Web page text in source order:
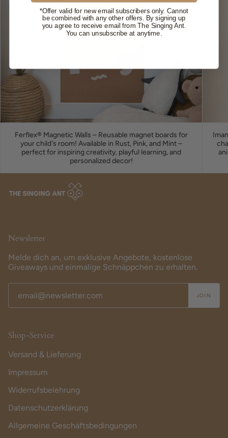
Ferflex® Magnetic Walls – Reusable magnet boards for
your child's room! Available in Rust, Pink, and Mint –
perfect for inspiring creativity, playful learning, and
personalized decor!
Newsletter
Melde dich an, um exklusive Angebote, kostenlose
Giveaways und einmalige Schnäppchen zu erhalten.
JOIN
Shop-Service
Versand & Lieferung
Impressum
Widerrufsbelehrung
Datenschutzerklärung
Allgemeine Geschäftsbedingungen
*Offer valid for new email subscribers only. Cannot
be combined with any other offers. By signing up
you agree to receive email from The Singing Ant.
You can unsubscribe at anytime.